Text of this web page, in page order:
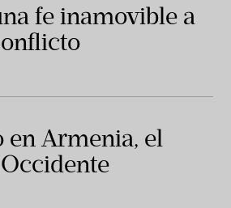
fe inamovible a
en Armenia, el